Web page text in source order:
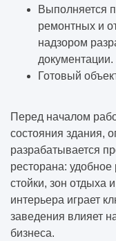
Выполняется
ремонтных и
надзором
документации.
Готовый
Перед началом
состояния здания,
разрабатывается
ресторана:
стойки, зон отдыха
интерьера играет
заведения влияет
бизнеса.